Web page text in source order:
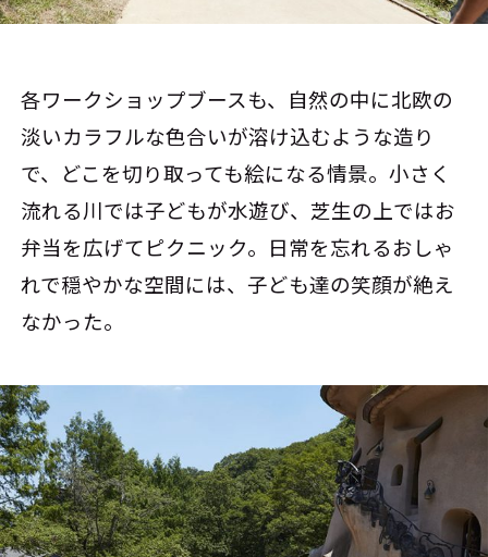
各ワークショップブースも、自然の中に北欧の
淡いカラフルな色合いが溶け込むような造り
で、どこを切り取っても絵になる情景。小さく
流れる川では子どもが水遊び、芝生の上ではお
弁当を広げてピクニック。日常を忘れるおしゃ
れで穏やかな空間には、子ども達の笑顔が絶え
なかった。